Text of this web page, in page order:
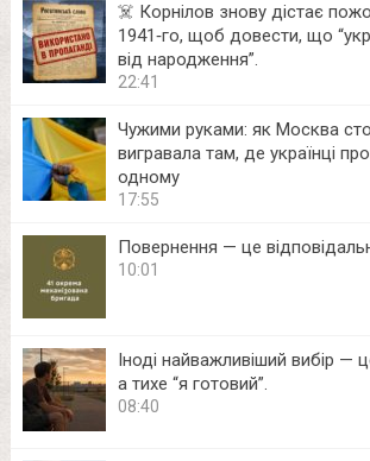
☠️ Корнілов знову дістає
1941‑го, щоб довести, що
від народження”.
22:41
Чужими руками: як Москва
вигравала там, де українці
одному
17:55
Повернення — це
10:01
Іноді найважливіший вибір —
а тихе “я готовий”.
08:40